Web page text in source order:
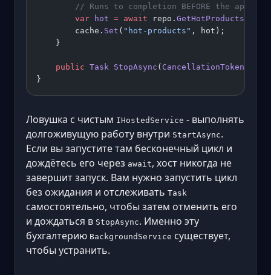
// Runs to completion BEFORE the app
        var
hot = await repo. GetHotProductsAsync
        cache.
Set ( "hot-products" , hot);
    }
    public
Task StopAsync ( CancellationToken
}
Ловушка с чистым IHostedService - выполнять
долгоживущую работу внутри StartAsync.
Если вы запустите там бесконечный цикл и
дождётесь его через await, хост никогда не
завершит запуск. Вам нужно запустить цикл
без ожидания и отслеживать Task
самостоятельно, чтобы затем отменить его
и дождаться в StopAsync. Именно эту
бухгалтерию BackgroundService существует,
чтобы устранить.